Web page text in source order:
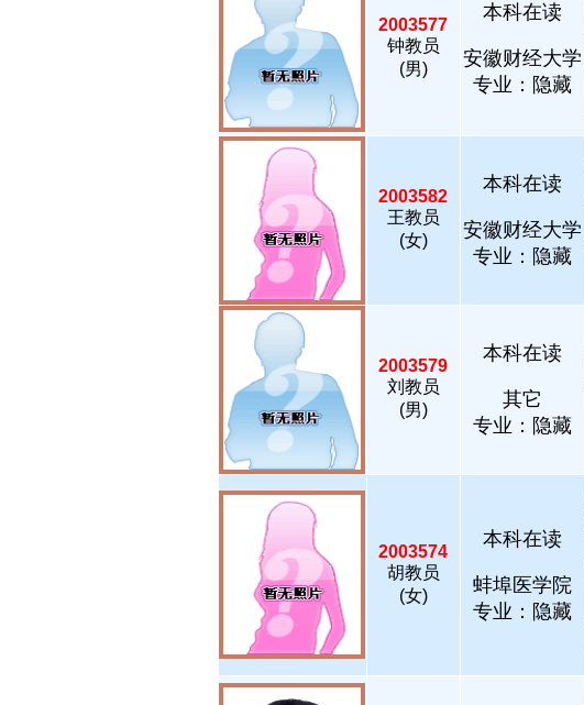
2003577
钟教员
(男)
本科在读
安徽财经大学
专业：隐藏
2003582
王教员
(女)
本科在读
安徽财经大学
专业：隐藏
2003579
刘教员
(男)
本科在读
其它
专业：隐藏
2003574
胡教员
(女)
本科在读
蚌埠医学院
专业：隐藏